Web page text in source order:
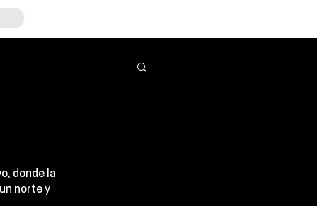
donde la
norte y